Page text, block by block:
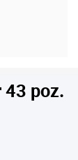
poz.